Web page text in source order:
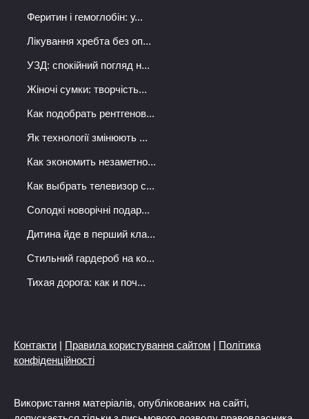
Феритин і гемоглобін: у...
Лікування хребта без оп...
УЗД: спокійний погляд н...
Жіночі сумки: творчість...
Как подобрать рентгенов...
Як технології змінюють ...
Как экономить незаметно...
Как выбрать телевизор с...
Солодкі новорічні подар...
Дитина йде в перший кла...
Стильний гардероб на ко...
Тихая дорога: как и поч...
Контакти | Правила користування сайтом | Політика
конфіденційності
Використання матеріалів, опублікованих на сайті,